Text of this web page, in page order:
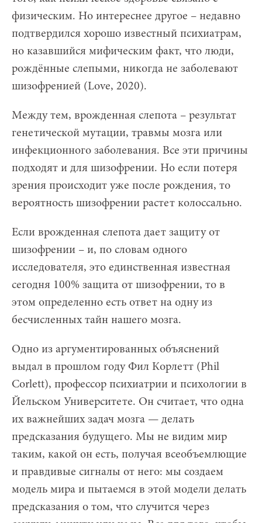
физическим. Но интереснее другое – недавно
подтвердился хорошо известный психиатрам,
но казавшийся мифическим факт, что люди,
рождённые слепыми, никогда не заболевают
шизофренией (Love, 2020).
Между тем, врожденная слепота – результат
генетической мутации, травмы мозга или
инфекционного заболевания. Все эти причины
подходят и для шизофрении. Но если потеря
зрения происходит уже после рождения, то
вероятность шизофрении растет колоссально.
Если врожденная слепота дает защиту от
шизофрении – и, по словам одного
исследователя, это единственная известная
сегодня 100% защита от шизофрении, то в
этом определенно есть ответ на одну из
бесчисленных тайн нашего мозга.
Одно из аргументированных объяснений
выдал в прошлом году Фил Корлетт (Phil
Corlett), профессор психиатрии и психологии в
Йельском Университете. Он считает, что одна
их важнейших задач мозга — делать
предсказания будущего. Мы не видим мир
таким, какой он есть, получая всеобъемлющие
и правдивые сигналы от него: мы создаем
модель мира и пытаемся в этой модели делать
предсказания о том, что случится через